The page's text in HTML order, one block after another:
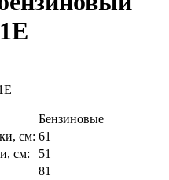
Бензиновые
см: 61
см:
51
81